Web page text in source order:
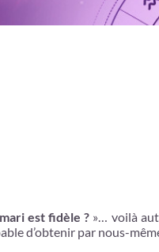
est fidèle ? »… voilà
d’obtenir par nous-